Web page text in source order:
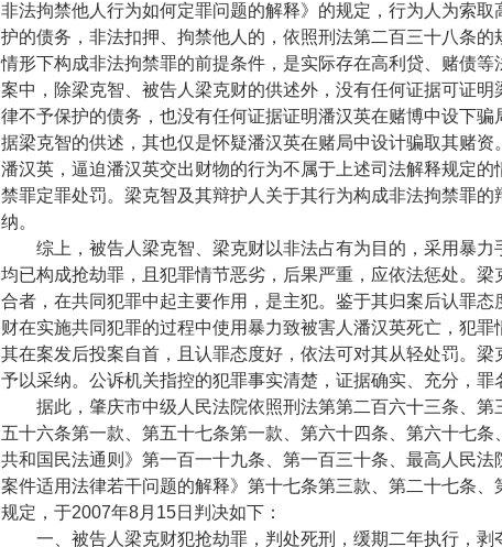
非法拘禁他人行为如何定罪问题的解释》的规定，行为人为索取
护的债务，非法扣押、拘禁他人的，依照刑法第二百三十八条的
情形下构成非法拘禁罪的前提条件，是实际存在高利贷、赌债等
案中，除梁克智、被告人梁克财的供述外，没有任何证据可证
律不予保护的债务，也没有任何证据证明潘汉英在赌博中设下骗
据梁克智的供述，其也仅是怀疑潘汉英在赌局中设计骗取其赌
潘汉英，逼迫潘汉英交出财物的行为不属于上述司法解释规定的
禁罪定罪处罚。梁克智及其辩护人关于其行为构成非法拘禁罪的
纳。
综上，被告人梁克智、梁克财以非法占有为目的，采用暴力
均已构成抢劫罪，且犯罪情节恶劣，后果严重，应依法惩处。梁
合者，在共同犯罪中起主要作用，是主犯。鉴于其归案后认罪
财在实施共同犯罪的过程中使用暴力致被害人潘汉英死亡，犯
其在案发后投案自首，且认罪态度好，依法可对其从轻处罚。
予以采纳。公诉机关指控的犯罪事实清楚，证据确实、充分，罪
据此，肇庆市中级人民法院依照刑法第第二百六十三条、第
五十六条第一款、第五十七条第一款、第六十四条、第六十七条
共和国民法通则》第一百一十九条、第一百三十条、最高人民
案件适用法律若干问题的解释》第十七条第三款、第二十七条、
规定，于2007年8月 15日判决如下：
一、被告人梁克财犯抢劫罪，判处死刑，缓期二年执行，剥